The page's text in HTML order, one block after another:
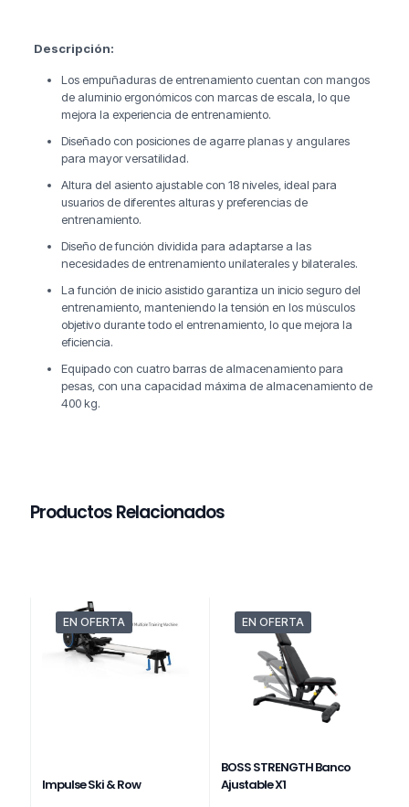
Descripción:
Los empuñaduras de entrenamiento cuentan con mangos
de aluminio ergonómicos con marcas de escala, lo que
mejora la experiencia de entrenamiento.
Diseñado con posiciones de agarre planas y angulares
para mayor versatilidad.
Altura del asiento ajustable con 18 niveles, ideal para
usuarios de diferentes alturas y preferencias de
entrenamiento.
Diseño de función dividida para adaptarse a las
necesidades de entrenamiento unilaterales y bilaterales.
La función de inicio asistido garantiza un inicio seguro del
entrenamiento, manteniendo la tensión en los músculos
objetivo durante todo el entrenamiento, lo que mejora la
eficiencia.
Equipado con cuatro barras de almacenamiento para
pesas, con una capacidad máxima de almacenamiento de
400 kg.
Productos Relacionados
EN OFERTA
Impulse Ski & Row
EN OFERTA
BOSS STRENGTH Banco
Ajustable X1